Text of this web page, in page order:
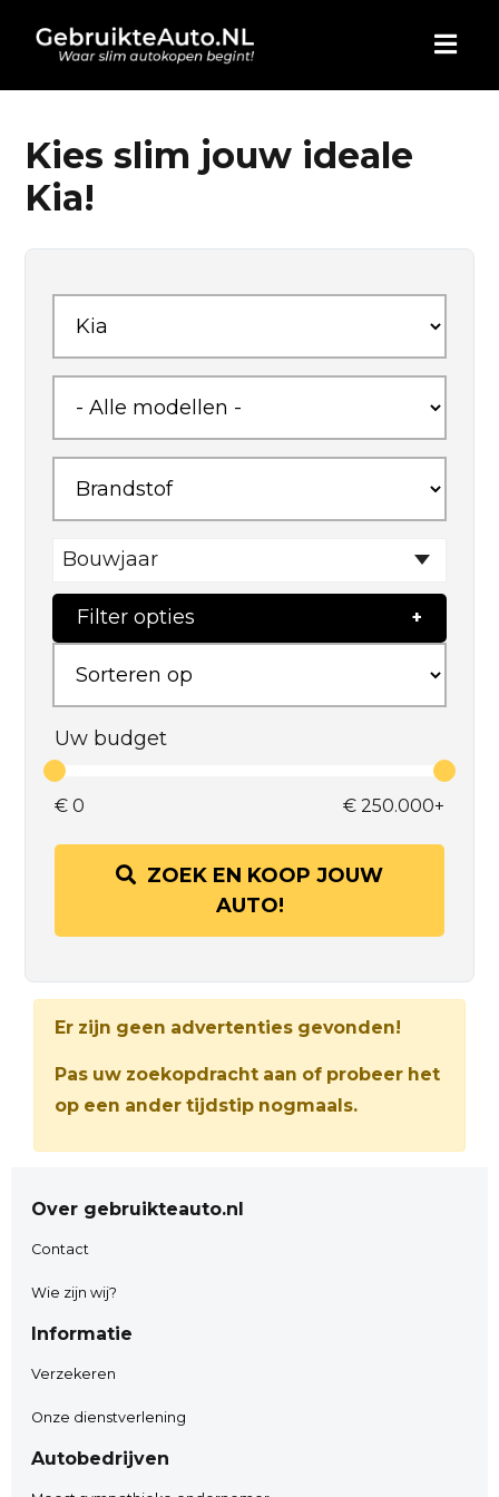
HOME
AUTO KOPEN
BLOG
WIE ZIJN WIJ
CONTACT
Kies slim jouw ideale
Kia!
Bouwjaar
Filter opties
Uw budget
€ 0 € 250.000+
ZOEK EN KOOP JOUW
AUTO!
Er zijn geen advertenties gevonden!
Pas uw zoekopdracht aan of probeer het
op een ander tijdstip nogmaals.
Over gebruikteauto.nl
Contact
Wie zijn wij?
Informatie
Verzekeren
Onze dienstverlening
Autobedrijven